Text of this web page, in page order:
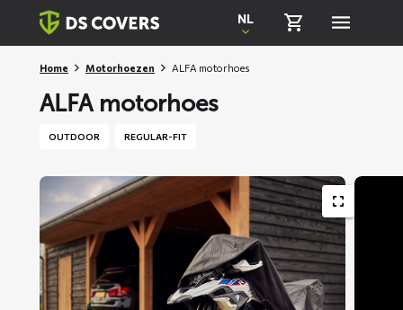
Skiplinks
NL
Home Motorhoezen ALFA motorhoes
ALFA motorhoes
OUTDOOR REGULAR-FIT